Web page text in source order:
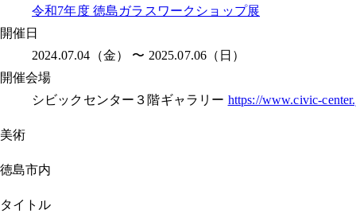
令和7年度 徳島ガラスワークショップ展
開催日
2024.07.04（金） 〜 2025.07.06（日）
開催会場
シビックセンター３階ギャラリー https://www.civic-
美術
徳島市内
タイトル